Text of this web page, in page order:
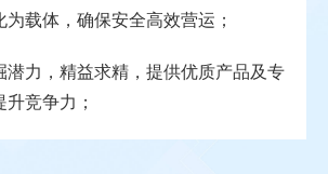
载体，确保安全高效营运；
潜力，精益求精，提供优质产品及专
竞争力；